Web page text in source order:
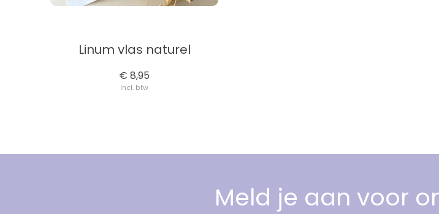
Linum vlas naturel
€ 8,95
Incl. btw
Meld je aan voor